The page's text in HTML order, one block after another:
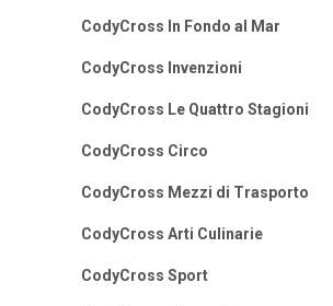
CodyCross In Fondo al Mar
CodyCross Invenzioni
CodyCross Le Quattro Stagioni
CodyCross Circo
CodyCross Mezzi di Trasporto
CodyCross Arti Culinarie
CodyCross Sport